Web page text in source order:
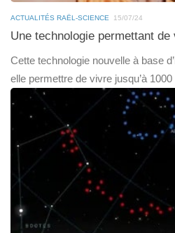
ACTUALITÉS RAËL-SCIENCE 15/07/24
Une technologie permettant de
Cette technologie nouvelle à base
elle permettre de vivre jusqu’à